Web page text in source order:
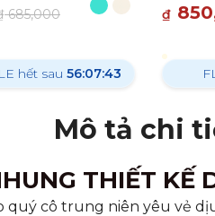
685,000
hết sau 56:07:41
₫
Mô tả chi
THIẾT KẾ
cô trung niên yêu vẻ